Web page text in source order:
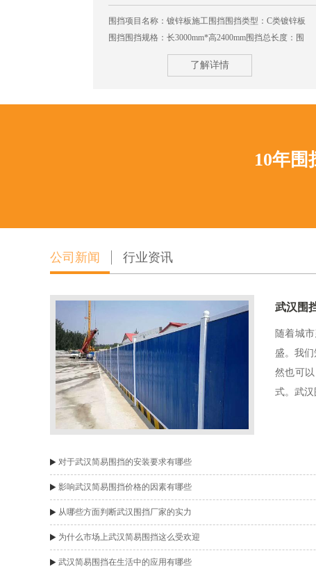
围挡项目名称：镀锌板施工围挡围挡类型：C类镀锌板
围挡围挡规格：长3000mm*高2400mm围挡总长度：围
挡安装总长度380米
了解详情
10年
公司新闻 行业资讯
武汉围
随着城
盛。我
然也可
式。武
对于武汉简易围挡的安装要求有哪些
影响武汉简易围挡价格的因素有哪些
从哪些方面判断武汉围挡厂家的实力
为什么市场上武汉简易围挡这么受欢迎
武汉简易围挡在生活中的应用有哪些